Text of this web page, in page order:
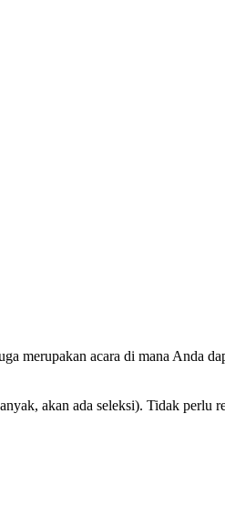
merupakan acara di mana Anda
akan ada seleksi). Tidak perlu